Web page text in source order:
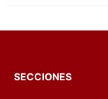
SECCIONES